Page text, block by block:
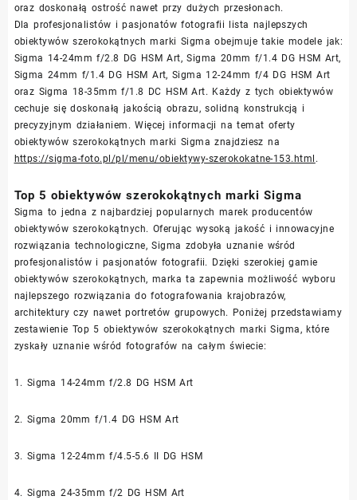
oraz doskonałą ostrość nawet przy dużych przesłonach.
Dla profesjonalistów i pasjonatów fotografii lista najlepszych
obiektywów szerokokątnych marki Sigma obejmuje takie modele jak:
Sigma 14-24mm f/2.8 DG HSM Art, Sigma 20mm f/1.4 DG HSM Art,
Sigma 24mm f/1.4 DG HSM Art, Sigma 12-24mm f/4 DG HSM Art
oraz Sigma 18-35mm f/1.8 DC HSM Art. Każdy z tych obiektywów
cechuje się doskonałą jakością obrazu, solidną konstrukcją i
precyzyjnym działaniem. Więcej informacji na temat oferty
obiektywów szerokokątnych marki Sigma znajdziesz na
https://sigma-foto.pl/pl/menu/obiektywy-szerokokatne-153.html .
Top 5 obiektywów szerokokątnych marki Sigma
Sigma to jedna z najbardziej popularnych marek producentów
obiektywów szerokokątnych. Oferując wysoką jakość i innowacyjne
rozwiązania technologiczne, Sigma zdobyła uznanie wśród
profesjonalistów i pasjonatów fotografii. Dzięki szerokiej gamie
obiektywów szerokokątnych, marka ta zapewnia możliwość wyboru
najlepszego rozwiązania do fotografowania krajobrazów,
architektury czy nawet portretów grupowych. Poniżej przedstawiamy
zestawienie Top 5 obiektywów szerokokątnych marki Sigma, które
zyskały uznanie wśród fotografów na całym świecie:
1. Sigma 14-24mm f/2.8 DG HSM Art
2. Sigma 20mm f/1.4 DG HSM Art
3. Sigma 12-24mm f/4.5-5.6 II DG HSM
4. Sigma 24-35mm f/2 DG HSM Art